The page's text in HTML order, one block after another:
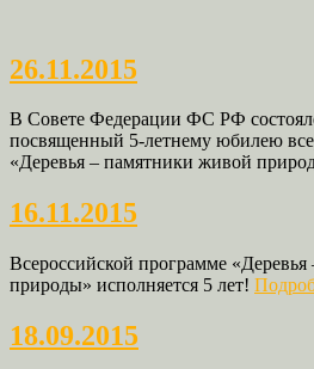
26.11.2015
В Совете Федерации ФС РФ
посвященный 5-летнему юбилею
«Деревья – памятники живой
16.11.2015
Всероссийской программе
природы» исполняется 5 лет!
18.09.2015